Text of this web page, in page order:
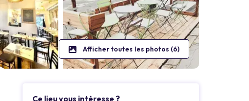
Afficher toutes les photos (6)
Ce lieu vous intéresse ?